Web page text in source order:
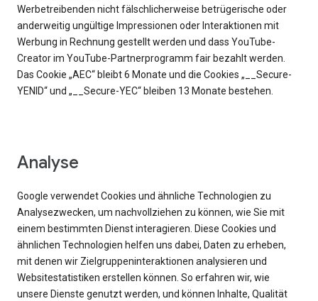
Werbetreibenden nicht fälschlicherweise betrügerische oder
anderweitig ungültige Impressionen oder Interaktionen mit
Werbung in Rechnung gestellt werden und dass YouTube-
Creator im YouTube-Partnerprogramm fair bezahlt werden.
Das Cookie „AEC“ bleibt 6 Monate und die Cookies „__Secure-
YENID“ und „__Secure-YEC“ bleiben 13 Monate bestehen.
Analyse
Google verwendet Cookies und ähnliche Technologien zu
Analysezwecken, um nachvollziehen zu können, wie Sie mit
einem bestimmten Dienst interagieren. Diese Cookies und
ähnlichen Technologien helfen uns dabei, Daten zu erheben,
mit denen wir Zielgruppeninteraktionen analysieren und
Websitestatistiken erstellen können. So erfahren wir, wie
unsere Dienste genutzt werden, und können Inhalte, Qualität